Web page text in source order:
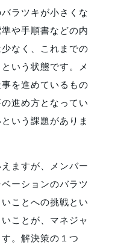
ラツキが小さくな
や手順書などの内
なく、これまでの
いう状態です。メ
を進めているもの
進め方となってい
いう課題がありま
ますが、メンバー
ーションのバラツ
ことへの挑戦とい
ことが、マネジャ
。解決策の１つ